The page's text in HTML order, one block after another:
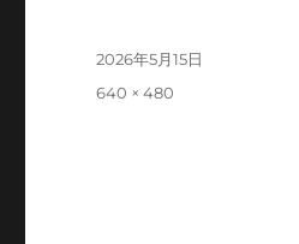
投
2026年5月15日
フ
640 × 480